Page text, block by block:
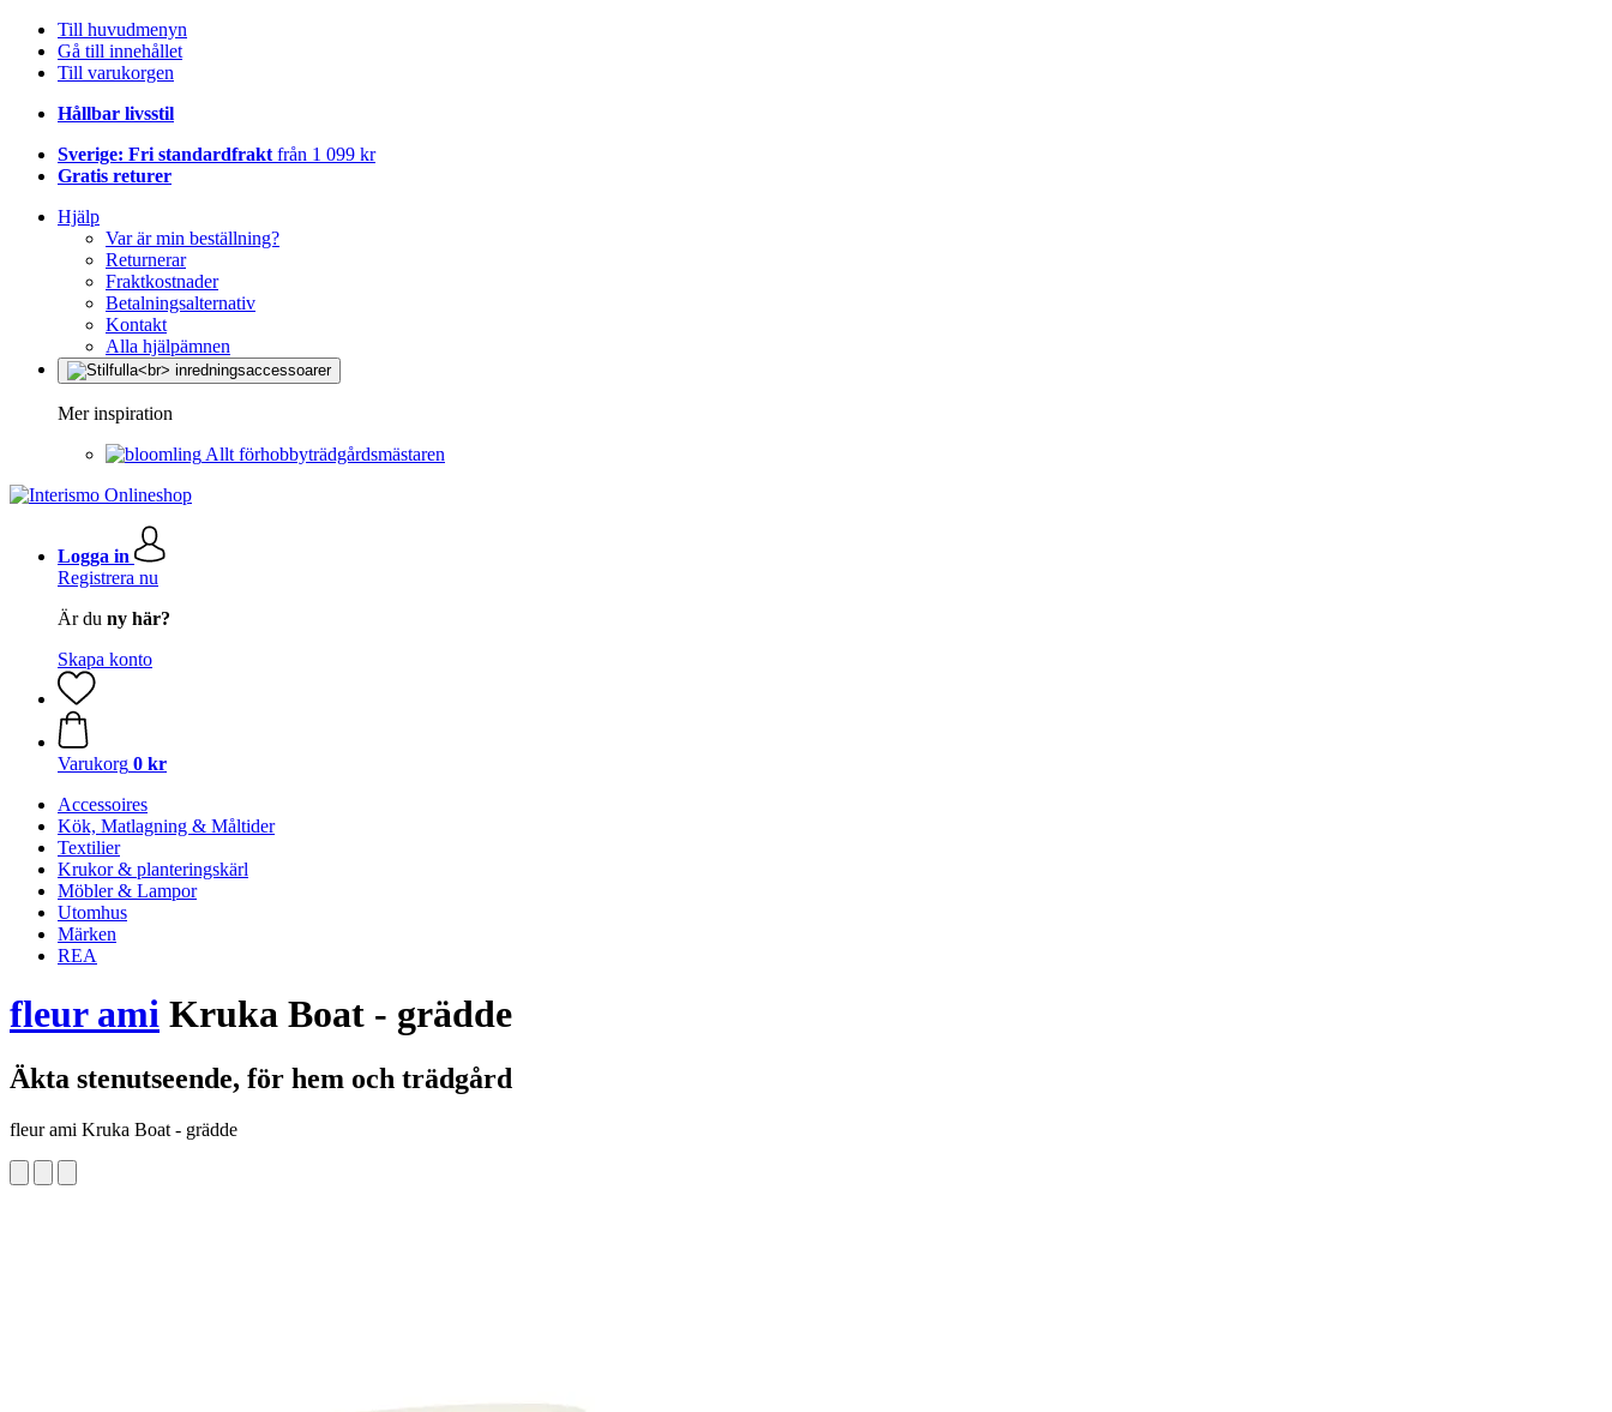
Till huvudmenyn
Gå till innehållet
Till varukorgen
Hållbar livsstil
Sverige: Fri standardfrakt från 1 099 kr
Gratis returer
Hjälp
Var är min beställning?
Returnerar
Fraktkostnader
Betalningsalternativ
Kontakt
Alla hjälpämnen
Mer inspiration
Allt förhobbyträdgårdsmästaren
Logga in
Registrera nu
Är du ny här?
Skapa konto
Varukorg 0 kr
Accessoires
Kök, Matlagning & Måltider
Textilier
Krukor & planteringskärl
Möbler & Lampor
Utomhus
Märken
REA
fleur ami Kruka Boat - grädde
Äkta stenutseende, för hem och trädgård
fleur ami Kruka Boat - grädde